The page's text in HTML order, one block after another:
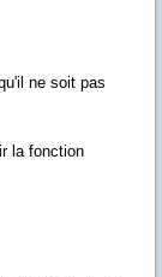
ne soit pas
la fonction